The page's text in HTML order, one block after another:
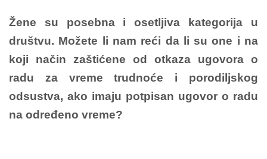
Žene su posebna i osetljiva kategorija u
društvu. Možete li nam reći da li su one i na
koji način zaštićene od otkaza ugovora o
radu za vreme trudnoće i porodiljskog
odsustva, ako imaju potpisan ugovor o radu
na određeno vreme?